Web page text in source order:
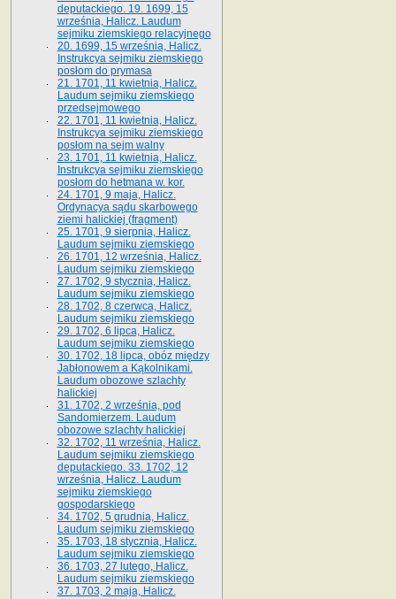
deputackiego. 19. 1699, 15
września, Halicz. Laudum
sejmiku ziemskiego relacyjnego
20. 1699, 15 września, Halicz.
Instrukcya sejmiku ziemskiego
posłom do prymasa
21. 1701, 11 kwietnia, Halicz.
Laudum sejmiku ziemskiego
przedsejmowego
22. 1701, 11 kwietnia, Halicz.
Instrukcya sejmiku ziemskiego
posłom na sejm walny
23. 1701, 11 kwietnia, Halicz.
Instrukcya sejmiku ziemskiego
posłom do hetmana w. kor.
24. 1701, 9 maja, Halicz.
Ordynacya sądu skarbowego
ziemi halickiej (fragment)
25. 1701, 9 sierpnia, Halicz.
Laudum sejmiku ziemskiego
26. 1701, 12 września, Halicz.
Laudum sejmiku ziemskiego
27. 1702, 9 stycznia, Halicz.
Laudum sejmiku ziemskiego
28. 1702, 8 czerwca, Halicz.
Laudum sejmiku ziemskiego
29. 1702, 6 lipca, Halicz.
Laudum sejmiku ziemskiego
30. 1702, 18 lipca, obóz między
Jabłonowem a Kąkolnikami.
Laudum obozowe szlachty
halickiej
31. 1702, 2 września, pod
Sandomierzem. Laudum
obozowe szlachty halickiej
32. 1702, 11 września, Halicz.
Laudum sejmiku ziemskiego
deputackiego. 33. 1702, 12
września, Halicz. Laudum
sejmiku ziemskiego
gospodarskiego
34. 1702, 5 grudnia, Halicz.
Laudum sejmiku ziemskiego
35. 1703, 18 stycznia, Halicz.
Laudum sejmiku ziemskiego
36. 1703, 27 lutego, Halicz.
Laudum sejmiku ziemskiego
37. 1703, 2 maja, Halicz.